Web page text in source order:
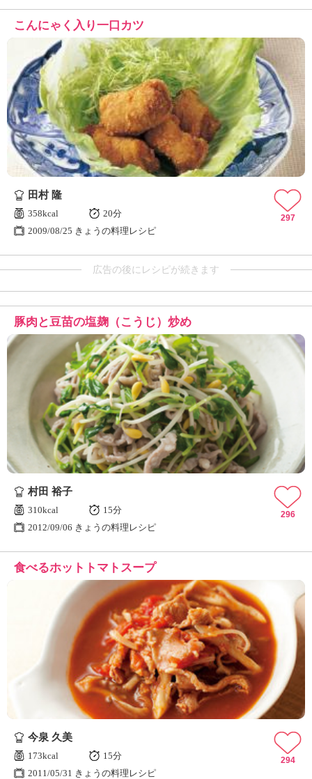
こんにゃく入り一口カツ
田村 隆
358kcal
20分
2009/08/25 きょうの料理レシピ
297
広告の後にレシピが続きます
豚肉と豆苗の塩麹（こうじ）炒め
村田 裕子
310kcal
15分
2012/09/06 きょうの料理レシピ
296
食べるホットトマトスープ
今泉 久美
173kcal
15分
2011/05/31 きょうの料理レシピ
294